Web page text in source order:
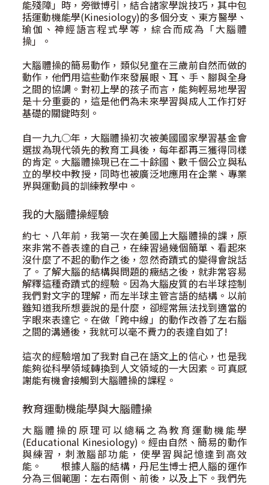
能殘障」時，旁徵博引，結合諸家學說技巧，其中包
括運動機能學(Kinesiology)的多個分支、東方醫學、
瑜伽、神經語言程式學等，綜合而成為「大腦體
操」。
大腦體操的簡易動作，類似兒童在三歲前自然而做的
動作，他們用這些動作來發展眼、耳、手、腳與全身
之間的協調。對初上學的孩子而言，能夠輕易地學習
是十分重要的，這是他們為未來學習與成人工作打好
基礎的關鍵時刻。
自一九九○年，大腦體操初次被美國國家學習基金會
選拔為現代領先的教育工具後，每年都再三獲得同樣
的肯定。大腦體操現已在二十餘國、數千個公立與私
立的學校中教授，同時也被廣泛地應用在企業、專業
界與運動員的訓練教學中。
我的大腦體操經驗
約七、八年前，我第一次在美國上大腦體操的課，原
來非常不善表達的自己，在練習過幾個簡單、看起來
沒什麼了不起的動作之後，忽然奇蹟式的變得會說話
了。了解大腦的結構與問題的癥結之後，就非常容易
解釋這種奇蹟式的經驗。因為大腦皮質的右半球控制
我們對文字的理解，而左半球主管言語的結構。以前
雖知道我所想要說的是什麼，卻經常無法找到適當的
字眼來表達它。在做「跨中線」的動作改善了左右腦
之間的溝通後，我就可以毫不費力的表達自如了!
這次的經驗增加了我對自己在語文上的信心，也是我
能夠從科學領域轉換到人文領域的一大因素。可真感
謝能有機會接觸到大腦體操的課程。
教育運動機能學與大腦體操
大腦體操的原理可以總稱之為教育運動機能學
(Educational Kinesiology)。經由自然、簡易的動作
與練習，刺激腦部功能，使學習與記憶達到高效
能。 根據人腦的結構，丹尼生博士把人腦的運作
分為三個範圍：左右兩側、前後，以及上下。我們先